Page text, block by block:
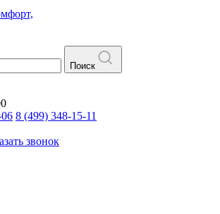
Поиск
8 (499) 348-15-11
звонок